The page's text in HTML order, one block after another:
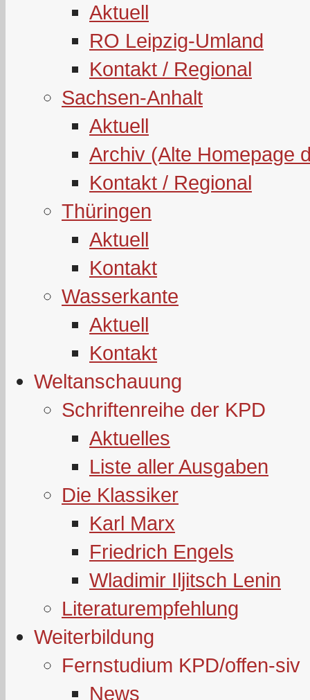
Aktuell
RO Leipzig-Umland
Kontakt / Regional
Sachsen-Anhalt
Aktuell
Archiv (Alte Homepage
Kontakt / Regional
Thüringen
Aktuell
Kontakt
Wasserkante
Aktuell
Kontakt
Weltanschauung
Schriftenreihe der KPD
Aktuelles
Liste aller Ausgaben
Die Klassiker
Karl Marx
Friedrich Engels
Wladimir Iljitsch Lenin
Literaturempfehlung
Weiterbildung
Fernstudium KPD/offen-siv
News